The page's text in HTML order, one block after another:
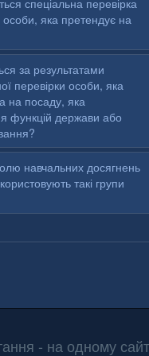
яка претендує на
за результатами
перевірки особи, яка
на посаду, яка
функцій держави або
навчальних досягнень
такі групи
- на одному